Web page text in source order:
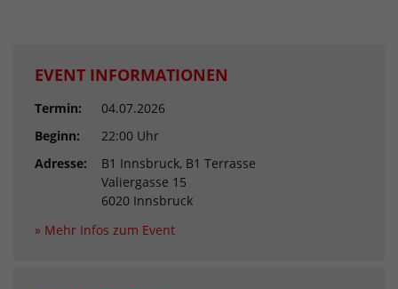
EVENT INFORMATIONEN
Termin:
04.07.2026
Beginn:
22:00 Uhr
Adresse:
B1 Innsbruck, B1 Terrasse
Valiergasse 15
6020 Innsbruck
» Mehr Infos zum Event